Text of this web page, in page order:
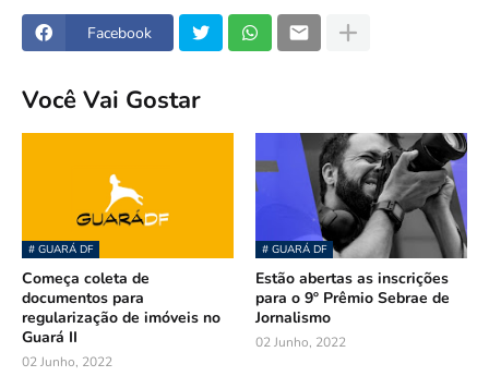
Facebook
Você Vai Gostar
# GUARÁ DF
Começa coleta de
documentos para
regularização de imóveis no
Guará II
02 Junho, 2022
# GUARÁ DF
Estão abertas as inscrições
para o 9º Prêmio Sebrae de
Jornalismo
02 Junho, 2022